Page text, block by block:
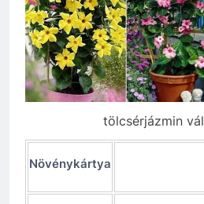
tölcsérjázmin
Növénykártya